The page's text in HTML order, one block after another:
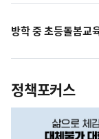
방학 중 초등돌봄교
정책포커스